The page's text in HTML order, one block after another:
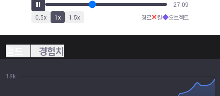
30:04
0.5x 1x 1.5x 경로✕킬◆오브젝트
경험치
18k